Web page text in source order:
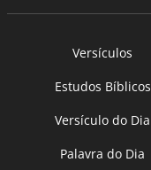
Versículos
Estudos Bíblicos
Versículo do Dia
Palavra do Dia